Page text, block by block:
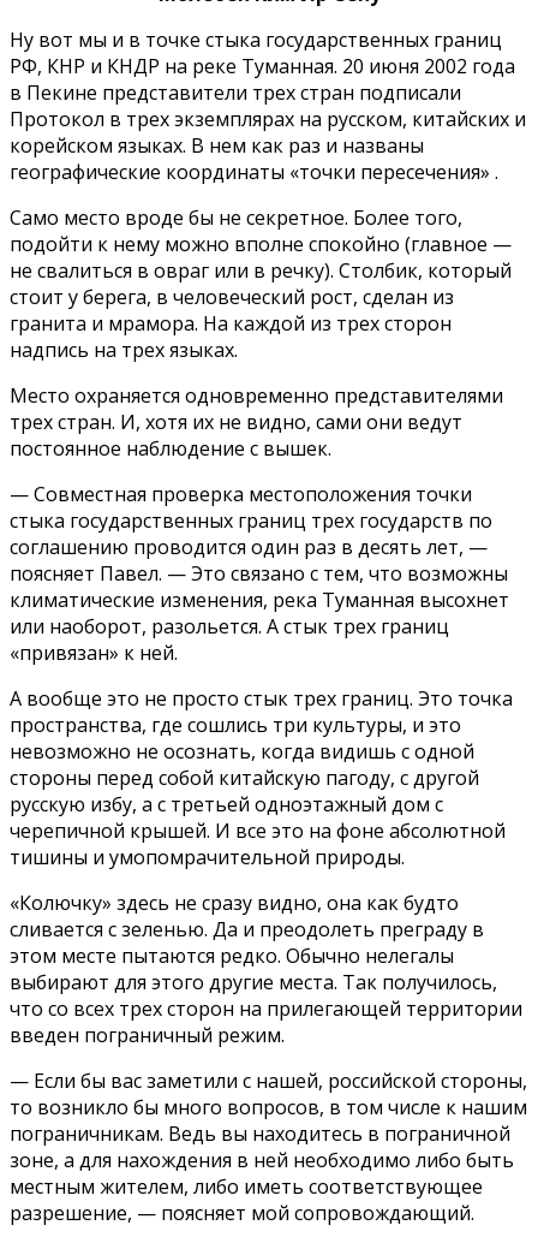
Ну вот мы и в точке стыка государственных границ
РФ, КНР и КНДР на реке Туманная. 20 июня 2002 года
в Пекине представители трех стран подписали
Протокол в трех экземплярах на русском, китайских и
корейском языках. В нем как раз и названы
географические координаты «точки пересечения» .
Само место вроде бы не секретное. Более того,
подойти к нему можно вполне спокойно (главное —
не свалиться в овраг или в речку). Столбик, который
стоит у берега, в человеческий рост, сделан из
гранита и мрамора. На каждой из трех сторон
надпись на трех языках.
Место охраняется одновременно представителями
трех стран. И, хотя их не видно, сами они ведут
постоянное наблюдение с вышек.
— Совместная проверка местоположения точки
стыка государственных границ трех государств по
соглашению проводится один раз в десять лет, —
поясняет Павел. — Это связано с тем, что возможны
климатические изменения, река Туманная высохнет
или наоборот, разольется. А стык трех границ
«привязан» к ней.
А вообще это не просто стык трех границ. Это точка
пространства, где сошлись три культуры, и это
невозможно не осознать, когда видишь с одной
стороны перед собой китайскую пагоду, с другой
русскую избу, а с третьей одноэтажный дом с
черепичной крышей. И все это на фоне абсолютной
тишины и умопомрачительной природы.
«Колючку» здесь не сразу видно, она как будто
сливается с зеленью. Да и преодолеть преграду в
этом месте пытаются редко. Обычно нелегалы
выбирают для этого другие места. Так получилось,
что со всех трех сторон на прилегающей территории
введен пограничный режим.
— Если бы вас заметили с нашей, российской стороны,
то возникло бы много вопросов, в том числе к нашим
пограничникам. Ведь вы находитесь в пограничной
зоне, а для нахождения в ней необходимо либо быть
местным жителем, либо иметь соответствующее
разрешение, — поясняет мой сопровождающий.